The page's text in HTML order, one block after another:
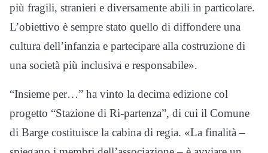
più fragili, stranieri e diversamente abili in particolare.
L’obiettivo è sempre stato quello di diffondere una
cultura dell’infanzia e partecipare alla costruzione di
una società più inclusiva e responsabile».
“Insieme per…” ha vinto la decima edizione col
progetto “Stazione di Ri-partenza”, di cui il Comune
di Barge costituisce la cabina di regia. «La finalità –